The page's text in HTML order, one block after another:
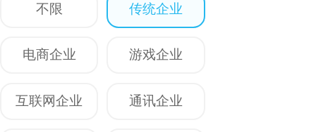
不限 传统企业
电商企业 游戏企业
互联网企业 通讯企业